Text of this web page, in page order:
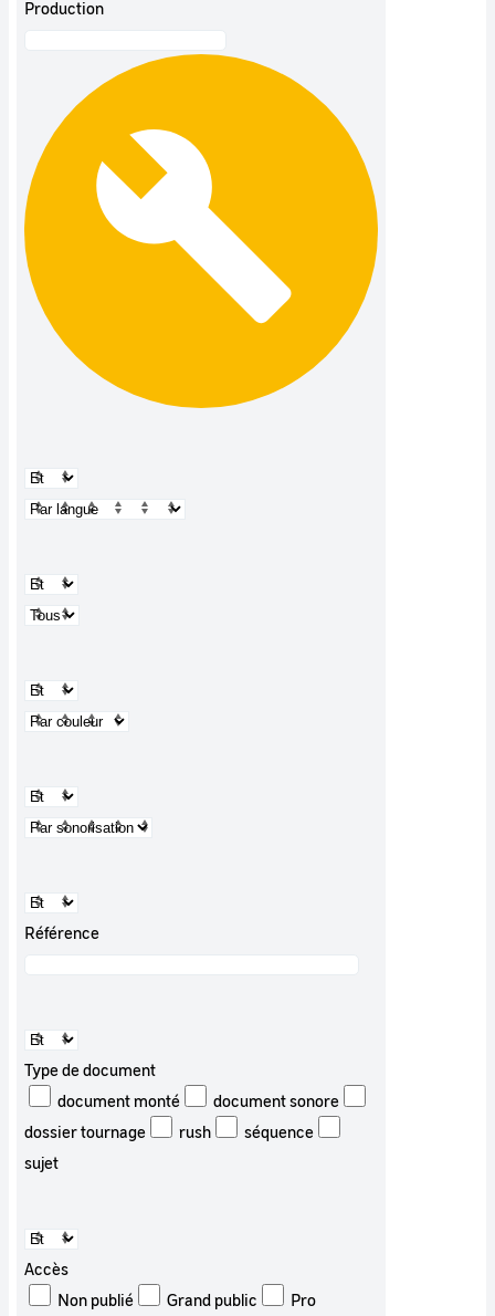
Production
Référence
Type de document
document monté
document sonore
dossier tournage
rush
séquence
sujet
Accès
Non publié
Grand public Pro